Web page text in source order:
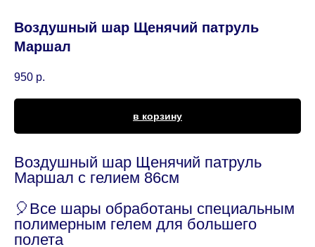
Воздушный шар Щенячий патруль
Маршал
950 р.
в корзину
Воздушный шар Щенячий патруль
Маршал с гелием 86см
🎈Все шары обработаны специальным
полимерным гелем для большего
полета